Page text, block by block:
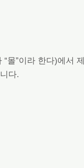
”이라 한다)에서
다.